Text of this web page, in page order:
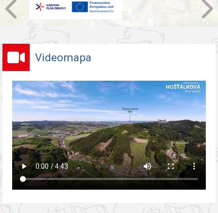
Videomapa